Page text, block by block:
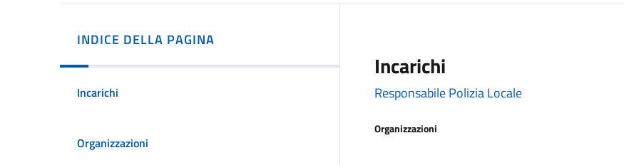
INDICE DELLA PAGINA
Incarichi
Organizzazioni
Incarichi
Responsabile Polizia Locale
Organizzazioni